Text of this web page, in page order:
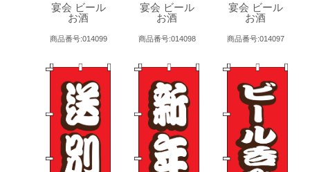
宴会 ビール
お酒
商品番号:014099
宴会 ビール
お酒
商品番号:014098
宴会 ビール
お酒
商品番号:014097